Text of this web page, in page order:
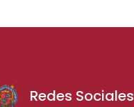
Redes Sociales